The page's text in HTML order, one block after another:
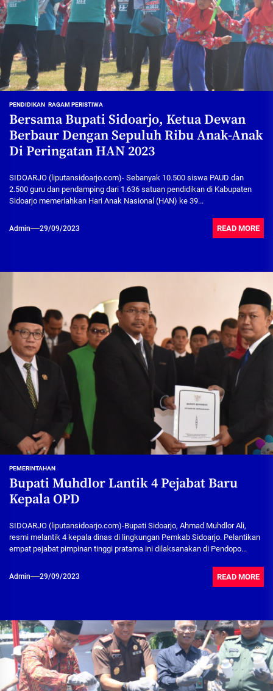
PENDIDIKAN RAGAM PERISTIWA
Bersama Bupati Sidoarjo, Ketua Dewan
Berbaur Dengan Sepuluh Ribu Anak-Anak
Di Peringatan HAN 2023
SIDOARJO (liputansidoarjo.com)- Sebanyak 10.500 siswa PAUD dan
2.500 guru dan pendamping dari 1.636 satuan pendidikan di Kabupaten
Sidoarjo memeriahkan Hari Anak Nasional (HAN) ke 39...
Admin 29/09/2023 READ MORE
PEMERINTAHAN
Bupati Muhdlor Lantik 4 Pejabat Baru
Kepala OPD
SIDOARJO (liputansidoarjo.com)-Bupati Sidoarjo, Ahmad Muhdlor Ali,
resmi melantik 4 kepala dinas di lingkungan Pemkab Sidoarjo. Pelantikan
empat pejabat pimpinan tinggi pratama ini dilaksanakan di Pendopo...
Admin 29/09/2023 READ MORE